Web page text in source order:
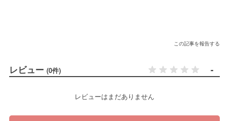
この記事を報告する
レビュー (0件) -
レビューはまだありません